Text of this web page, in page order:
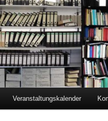
Veranstaltungskalender